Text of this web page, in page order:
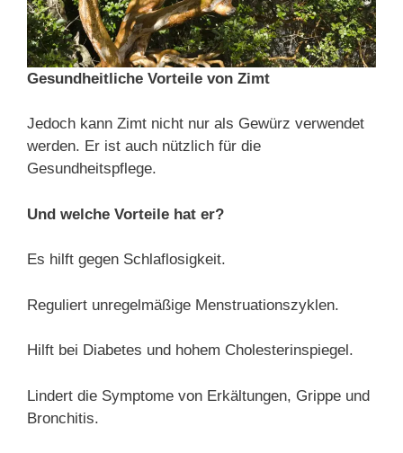
Gesundheitliche Vorteile von Zimt
Jedoch kann Zimt nicht nur als Gewürz verwendet
werden. Er ist auch nützlich für die
Gesundheitspflege.
Und welche Vorteile hat er?
Es hilft gegen Schlaflosigkeit.
Reguliert unregelmäßige Menstruationszyklen.
Hilft bei Diabetes und hohem Cholesterinspiegel.
Lindert die Symptome von Erkältungen, Grippe und
Bronchitis.